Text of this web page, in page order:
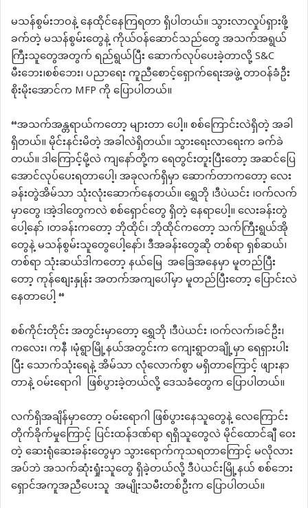
မသန်စွမ်းဘ၀နဲ့ နေထိုင်နေကြရတာ ရှိပါတယ်။ သွားလာလှုပ်ရှားဖို့
ခက်တဲ့ မသန်စွမ်းတွေနဲ့ ကိုယ်ဝန်ဆောင်သည်တွေ အသက်အရွယ်
ကြီးသူတွေအတွက် ရည်ရွယ်ပြီး ဆောက်လုပ်ပေးခဲ့တာလို့ S&C
မီးဘေး၊စစ်ဘေး၊ ပညာရေး ကူညီစောင့်ရှောက်ရေးအဖွဲ့ တာဝန်ခံဦး
စိုးမိုးအောင်က MFP ကို ပြောပါတယ်။
“အသက်အန္တရာယ်ကတော့ များတာ ပေါ့။ စစ်ကြောင်းလဲရှိတဲ့ အခါ
ရှိတယ်။ မိုင်းနင်းမိတဲ့ အခါလဲရှိတယ်။ သွားရေးလာရေးက ခက်ခဲ
တယ်။ ဒါကြောင့်မို့လဲ ကျနော်တို့က ရေတွင်းတူးပြီးတော့ အဆင်ပြေ
အောင်လုပ်ပေးရတာပေါ့၊ အခုလက်ရှိမှာ ဆောက်တာကတော့ လေး
ခန်းတွဲအိမ်သာ သုံးလုံးဆောက်နေတယ်။ ရွှေဘို ၊ဒီပဲယင်း ၊ဝက်လက်
မှာတွေ ၊အဲ့ဒါတွေကလဲ စစ်ရှောင်တွေ ရှိတဲ့ နေရာပေါ့။ လေးခန်းတွဲ
ပေါ့နော် ၊တခန်းကတော့ ဘိုထိုင်၊ ဘိုထိုင်ကတော့ သက်ကြီးရွယ်အို
တွေနဲ့ မသန်စွမ်းသူတွေပေါ့နော်၊ ဒီအခန်းတွေဆို တစ်ရာ ရှစ်ဆယ်၊
တစ်ရာ သုံးဆယ်ဒါကတော့ နယ်မြေ အခြေအနေမှာ မူတည်ပြီး
တော့ ကုန်စျေးနှုန်း အတက်အကျပေါ်မှာ မူတည်ပြီးတော့ ပြောင်းလဲ
နေတာပေါ့ “
စစ်ကိုင်းတိုင်း အတွင်းမှာတော့ ရွှေဘို ၊ဒီပဲယင်း ၊ဝက်လက်၊ခင်ဦး၊
ကလေး၊ ကနီ ၊မုံရွာမြို့နယ်အတွင်းက ကျေးရွာတချို့မှာ ရေရှားပါး
ပြီး သောက်သုံးရေနဲ့ အိမ်သာ လုံလောက်စွာ မရှိတာကြောင့် ဖျားနာ
တာနဲ့ ဝမ်း‌ရောဂါ ဖြစ်ပွားခဲ့တယ်လို့ ဒေသခံတွေက ပြောပါတယ်။
လက်ရှိအချိန်မှာတော့ ဝမ်းရောဂါ ဖြစ်ပွားနေသူတွေနဲ့ လေကြောင်း
တိုက်ခိုက်မှုကြောင့် ပြင်းထန်ဒဏ်ရာ ရရှိသူတွေလဲ မိုင်ထောင်ချီ ဝေး
တဲ့ ဆေးရုံဆေးခန်းတွေမှာ သွားရောက်ကုသရတာကြောင့် မလိုလား
အပ်ဘဲ အသက်ဆုံးရှုံးသူတွေ ရှိခဲ့တယ်လို့ ဒီပဲယင်းမြို့နယ် စစ်ဘေး
ရှောင်အကူအညီပေးသူ အမျိုးသမီးတစ်ဦးက ပြောပါတယ်။